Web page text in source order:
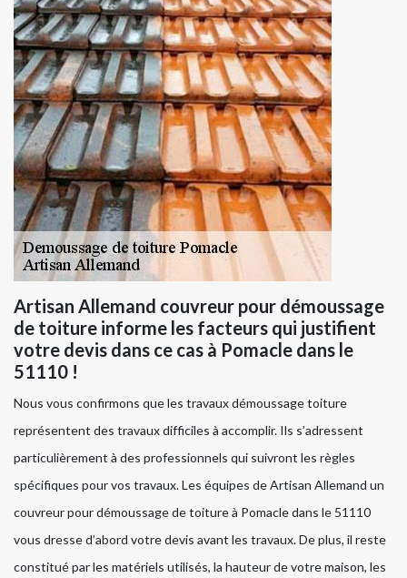
Artisan Allemand couvreur pour démoussage
de toiture informe les facteurs qui justifient
votre devis dans ce cas à Pomacle dans le
51110 !
Nous vous confirmons que les travaux démoussage toiture
représentent des travaux difficiles à accomplir. Ils s’adressent
particulièrement à des professionnels qui suivront les règles
spécifiques pour vos travaux. Les équipes de Artisan Allemand un
couvreur pour démoussage de toiture à Pomacle dans le 51110
vous dresse d’abord votre devis avant les travaux. De plus, il reste
constitué par les matériels utilisés, la hauteur de votre maison, les